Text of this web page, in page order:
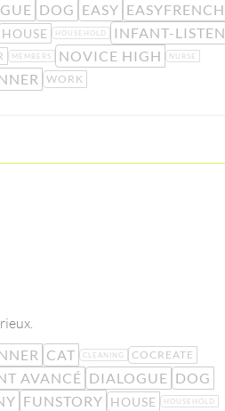
DOG EASY EASYFRENCH
HOUSE HOUSEHOLD
INFANT-LISTEN
MEMBERS NOVICE HIGH NURSE
WORK
CAT CLEANING COCREATE
AVANCÉ DIALOGUE DOG
FUNSTORY HOUSE HOUSEHOLD